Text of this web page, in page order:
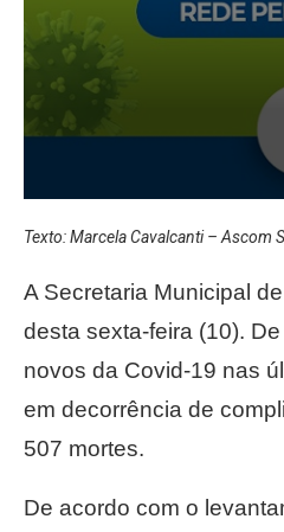
Texto: Marcela Cavalcanti – Ascom
A Secretaria Municipal
desta sexta-feira (10).
novos da Covid-19 nas
em decorrência de
507 mortes.
De acordo com o